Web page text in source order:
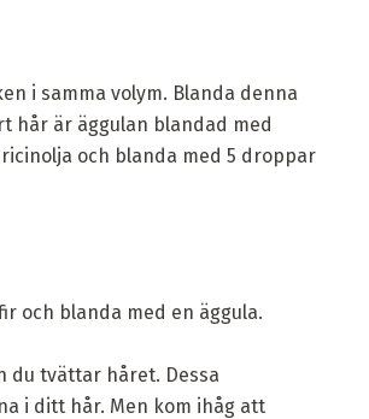
i samma volym. Blanda denna
hår är äggulan blandad med
och blanda med 5 droppar
och blanda med en äggula.
du tvättar håret. Dessa
i ditt hår. Men kom ihåg att